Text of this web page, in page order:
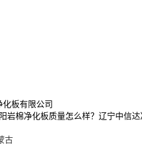
板有限公司
岩棉净化板质量怎么样？辽宁中
古